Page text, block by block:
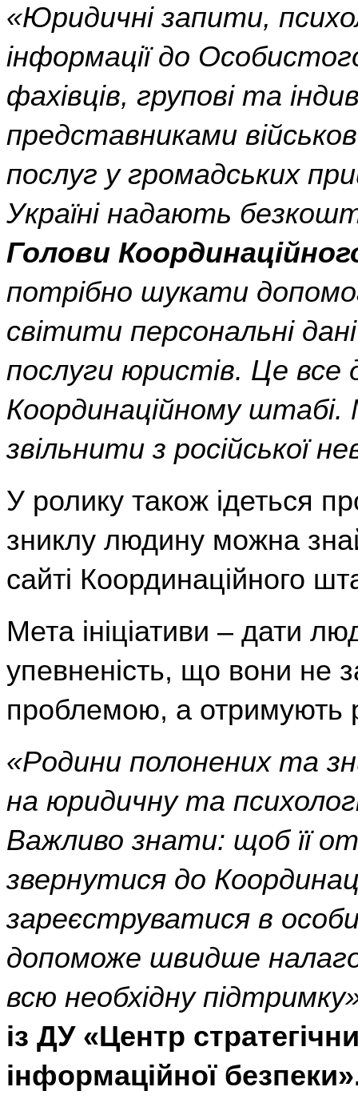
«Юридичні запити,
інформації до
фахівців, групові та
представниками
послуг у громадських
Україні надають
Голови
потрібно шукати
світити персональні
послуги юристів. Це все
Координаційному штабі.
звільнити з російської
У ролику також ідеться
зниклу людину можна
сайті Координаційного
Мета ініціативи – дати
упевненість, що вони не
проблемою, а отримують
«Родини полонених та
на юридичну та
Важливо знати: щоб її
звернутися до
зареєструватися в
допоможе швидше
всю необхідну
із ДУ «Центр
інформаційної